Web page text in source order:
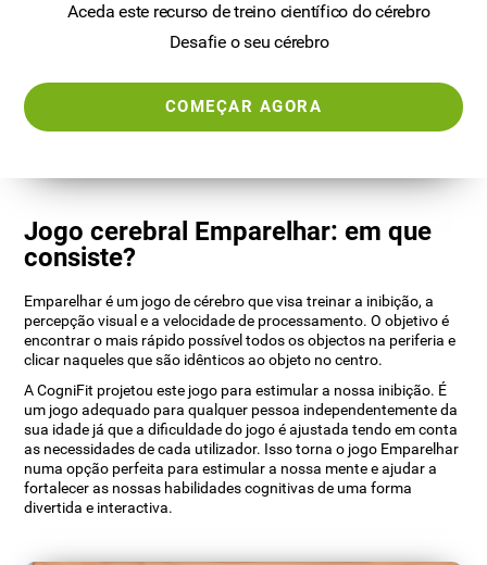
Aceda este recurso de treino científico do cérebro
Desafie o seu cérebro
COMEÇAR AGORA
Jogo cerebral Emparelhar: em que
consiste?
Emparelhar é um jogo de cérebro que visa treinar a inibição, a
percepção visual e a velocidade de processamento. O objetivo é
encontrar o mais rápido possível todos os objectos na periferia e
clicar naqueles que são idênticos ao objeto no centro.
A CogniFit projetou este jogo para estimular a nossa inibição. É
um jogo adequado para qualquer pessoa independentemente da
sua idade já que a dificuldade do jogo é ajustada tendo em conta
as necessidades de cada utilizador. Isso torna o jogo Emparelhar
numa opção perfeita para estimular a nossa mente e ajudar a
fortalecer as nossas habilidades cognitivas de uma forma
divertida e interactiva.